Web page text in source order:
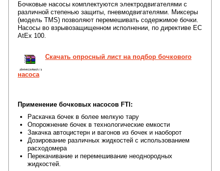
Бочковые насосы комплектуются электродвигателями с
различной степенью защиты, пневмодвигателями. Миксеры
(модель TMS) позволяют перемешивать содержимое бочки.
Насосы во взрывозащищенном исполнении, по директиве EC
AtEx 100.
Скачать опросный лист на подбор бочкового
насоса
Применение бочковых насосов FTI:
Раскачка бочек в более мелкую тару
Опорожнение бочек в технологические емкости
Закачка автоцистерн и вагонов из бочек и наоборот
Дозирование различных жидкостей с использованием
расходомера
Перекачивание и перемешивание неоднородных
жидкостей.